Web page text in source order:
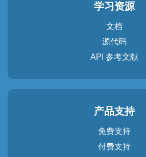
学习资源
文档
源代码
API 参考文献
产品支持
免费支持
付费支持